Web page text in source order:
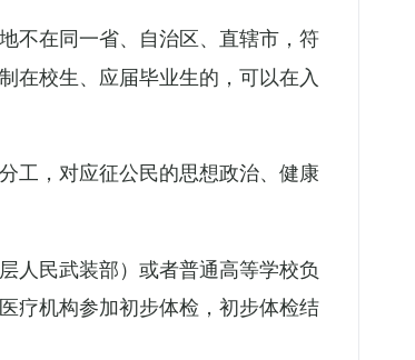
不在同一省、自治区、直辖市，符
在校生、应届毕业生的，可以在入
工，对应征公民的思想政治、健康
人民武装部）或者普通高等学校负
疗机构参加初步体检，初步体检结